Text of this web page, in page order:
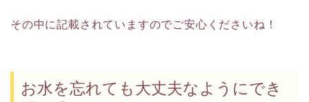
その中に記載されていますのでご安心くださいね！
お水を忘れても大丈夫なようにでき